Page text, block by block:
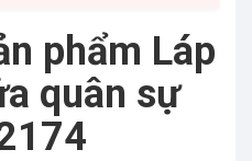
phẩm Láp
quân sự